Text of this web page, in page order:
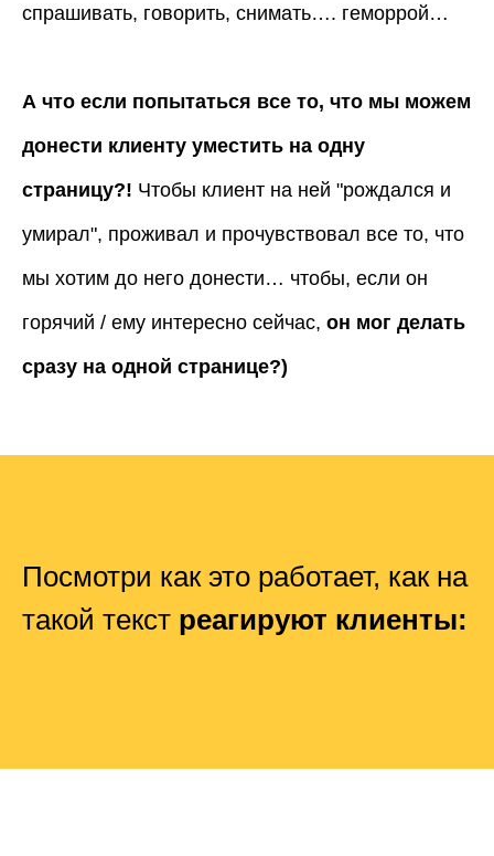
спрашивать, говорить, снимать…. геморрой…
А что если попытаться все то, что мы можем
донести клиенту уместить на одну
страницу?! Чтобы клиент на ней "рождался и
умирал", проживал и прочувствовал все то, что
мы хотим до него донести… чтобы, если он
горячий / ему интересно сейчас, он мог делать
сразу на одной странице?)
Посмотри как это работает, как на
такой текст реагируют клиенты: